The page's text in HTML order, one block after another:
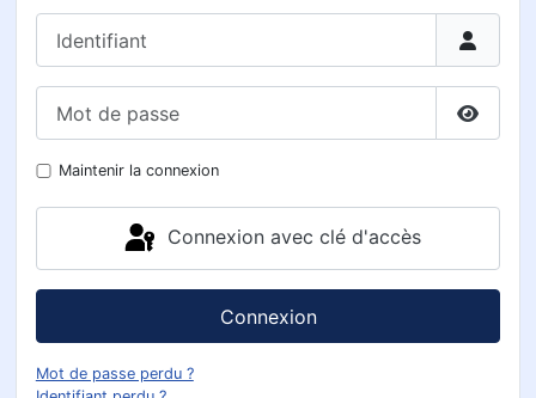
Maintenir la connexion
Connexion avec clé d'accès
Connexion
Mot de passe perdu ?